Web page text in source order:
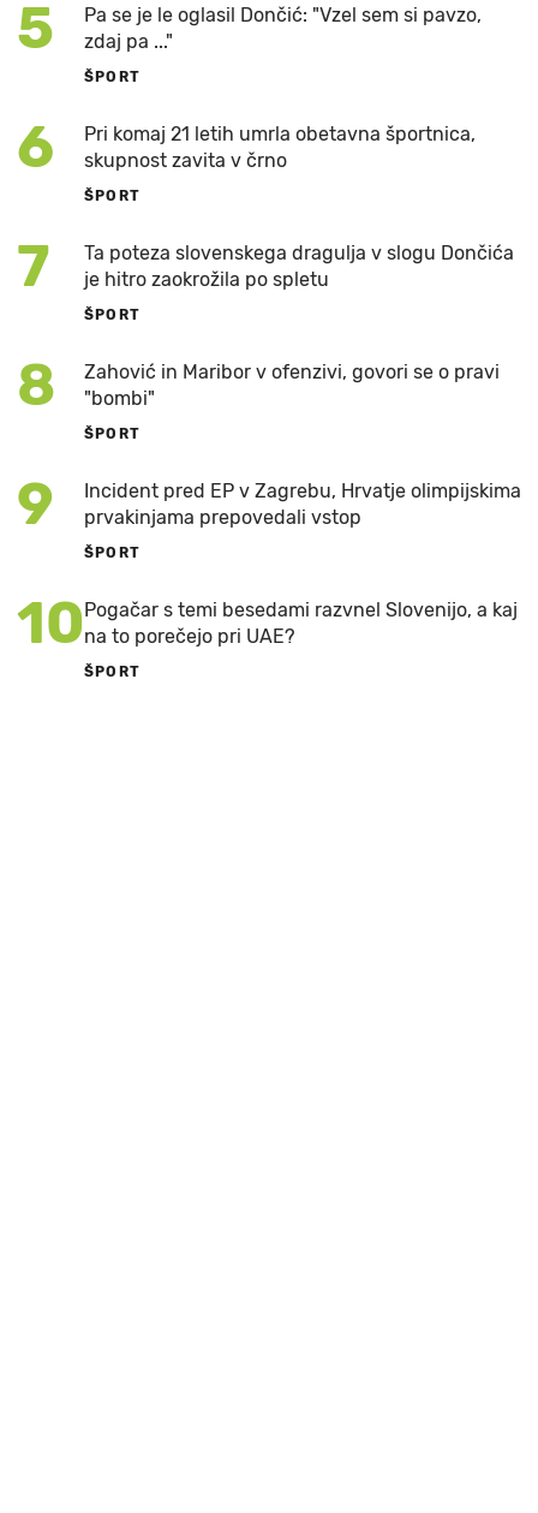
5
Pa se je le oglasil Dončić: "Vzel sem si pavzo,
zdaj pa ..."
ŠPORT
6
Pri komaj 21 letih umrla obetavna športnica,
skupnost zavita v črno
ŠPORT
7
Ta poteza slovenskega dragulja v slogu Dončića
je hitro zaokrožila po spletu
ŠPORT
8
Zahović in Maribor v ofenzivi, govori se o pravi
"bombi"
ŠPORT
9
Incident pred EP v Zagrebu, Hrvatje olimpijskima
prvakinjama prepovedali vstop
ŠPORT
10Pogačar s temi besedami razvnel Slovenijo, a kaj
na to porečejo pri UAE?
ŠPORT